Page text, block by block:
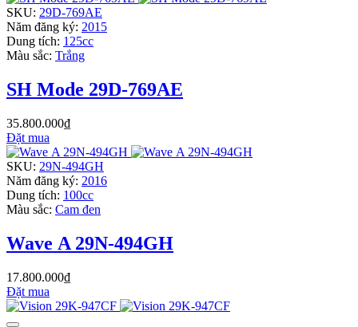
SKU: 29D-769AE
Năm đăng ký: 2015
Dung tích: 125cc
Màu sắc: Trắng
SH Mode 29D-769AE
35.800.000₫
Đặt mua
SKU: 29N-494GH
Năm đăng ký: 2016
Dung tích: 100cc
Màu sắc: Cam đen
Wave A 29N-494GH
17.800.000₫
Đặt mua